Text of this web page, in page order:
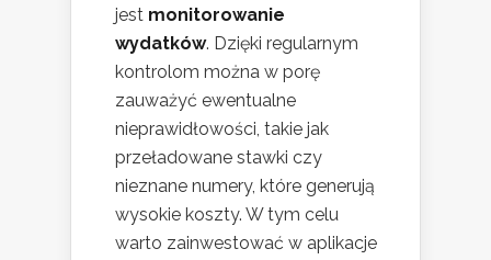
jest monitorowanie
wydatków. Dzięki regularnym
kontrolom można w porę
zauważyć ewentualne
nieprawidłowości, takie jak
przeładowane stawki czy
nieznane numery, które generują
wysokie koszty. W tym celu
warto zainwestować w aplikacje